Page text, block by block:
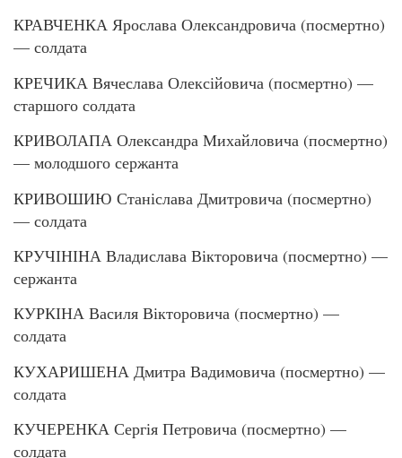
КРАВЧЕНКА Ярослава Олександровича (посмертно)
— солдата
КРЕЧИКА Вячеслава Олексійовича (посмертно) —
старшого солдата
КРИВОЛАПА Олександра Михайловича (посмертно)
— молодшого сержанта
КРИВОШИЮ Станіслава Дмитровича (посмертно)
— солдата
КРУЧІНІНА Владислава Вікторовича (посмертно) —
сержанта
КУРКІНА Василя Вікторовича (посмертно) —
солдата
КУХАРИШЕНА Дмитра Вадимовича (посмертно) —
солдата
КУЧЕРЕНКА Сергія Петровича (посмертно) —
солдата